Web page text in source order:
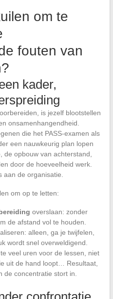
om te
fouten van
kader,
is jezelf blootstellen
onsamenhangendheid.
die het PASS-examen als
een nauwkeurig plan lopen
opbouw van achterstand,
door de hoeveelheid werk.
aan de organisatie.
om op te letten:
overslaan: zonder
de afstand vol te houden.
alleen, ga je twijfelen,
wordt snel overweldigend.
veel uren voor de lessen, niet
uit de hand loopt… Resultaat,
de concentratie stort in.